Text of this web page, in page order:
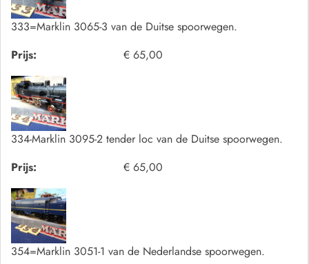
333=Marklin 3065-3 van de Duitse spoorwegen.
Prijs:
€ 65,00
334-Marklin 3095-2 tender loc van de Duitse spoorwegen.
Prijs:
€ 65,00
354=Marklin 3051-1 van de Nederlandse spoorwegen.